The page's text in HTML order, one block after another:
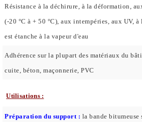
Résistance à la déchirure, à la déformation,
(-20 °C à + 50 °C), aux intempéries, aux UV,
est étanche à la vapeur d'eau
Adhérence sur la plupart des matériaux du
cuite, béton, maçonnerie, PVC
Utilisations :
Préparation du support : la bande bitumeuse